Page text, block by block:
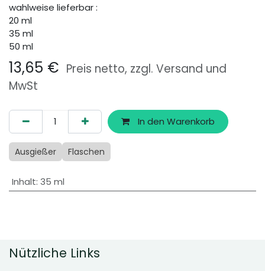
wahlweise lieferbar :
20 ml
35 ml
50 ml
13,65 € Preis netto, zzgl. Versand und
MwSt
In den Warenkorb
Ausgießer Flaschen
Inhalt: 35 ml
Nützliche Links